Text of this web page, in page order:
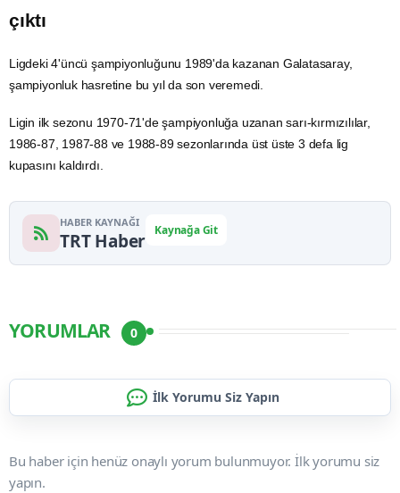
çıktı
Ligdeki 4'üncü şampiyonluğunu 1989'da kazanan Galatasaray,
şampiyonluk hasretine bu yıl da son veremedi.
Ligin ilk sezonu 1970-71'de şampiyonluğa uzanan sarı-kırmızılılar,
1986-87, 1987-88 ve 1988-89 sezonlarında üst üste 3 defa lig
kupasını kaldırdı.
HABER KAYNAĞI
TRT Haber Kaynağa Git
YORUMLAR 0
İlk Yorumu Siz Yapın
Bu haber için henüz onaylı yorum bulunmuyor. İlk yorumu siz
yapın.